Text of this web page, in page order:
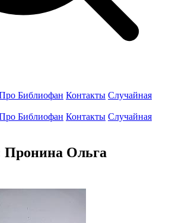
Библиофан Контакты Случайная
Библиофан Контакты Случайная
Пронина Ольга